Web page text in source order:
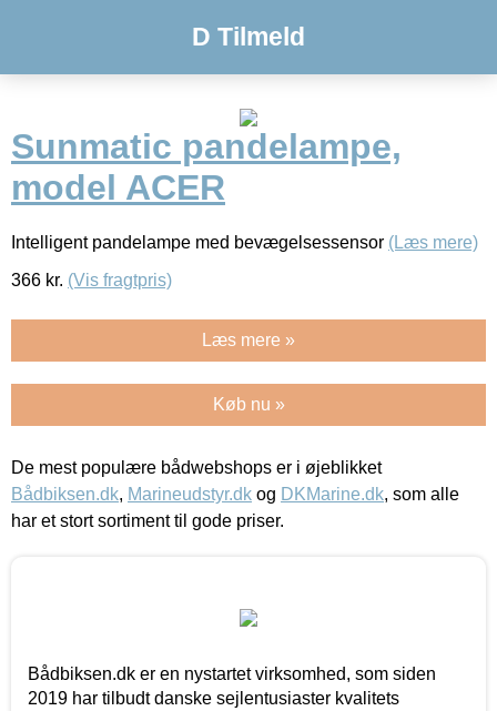
D Tilmeld
Sunmatic pandelampe,
model ACER
Intelligent pandelampe med bevægelsessensor (Læs mere)
366 kr. (Vis fragtpris)
Læs mere »
Køb nu »
De mest populære bådwebshops er i øjeblikket
Bådbiksen.dk, Marineudstyr.dk og DKMarine.dk, som alle
har et stort sortiment til gode priser.
Bådbiksen.dk er en nystartet virksomhed, som siden
2019 har tilbudt danske sejlentusiaster kvalitets